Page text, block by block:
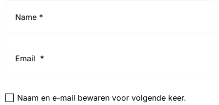
Naam en e-mail bewaren voor volgende keer.